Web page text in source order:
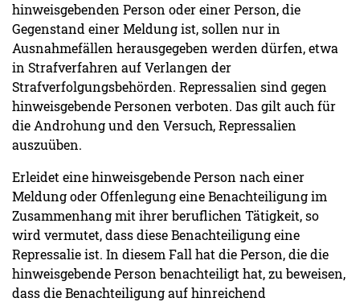
hinweisgebenden Person oder einer Person, die
Gegenstand einer Meldung ist, sollen nur in
Ausnahmefällen herausgegeben werden dürfen, etwa
in Strafverfahren auf Verlangen der
Strafverfolgungsbehörden. Repressalien sind gegen
hinweisgebende Personen verboten. Das gilt auch für
die Androhung und den Versuch, Repressalien
auszuüben.
Erleidet eine hinweisgebende Person nach einer
Meldung oder Offenlegung eine Benachteiligung im
Zusammenhang mit ihrer beruflichen Tätigkeit, so
wird vermutet, dass diese Benachteiligung eine
Repressalie ist. In diesem Fall hat die Person, die die
hinweisgebende Person benachteiligt hat, zu beweisen,
dass die Benachteiligung auf hinreichend